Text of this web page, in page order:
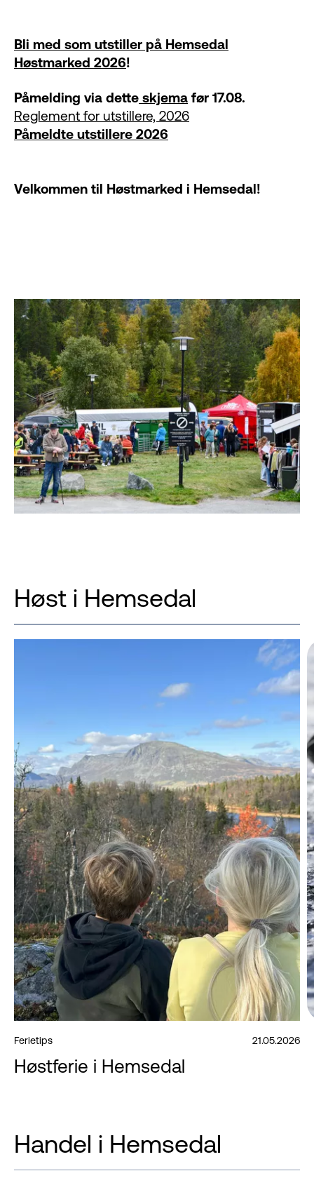
Bli med som utstiller på Hemsedal
Høstmarked 2026!
Påmelding via dette skjema før 17.08.
Reglement for utstillere, 2026
Påmeldte utstillere 2026
Velkommen til Høstmarked i Hemsedal!
Høst i Hemsedal
Ferietips 21.05.2026
Høstferie i Hemsedal
Handel i Hemsedal